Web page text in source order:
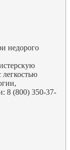
недорого
8 (800) 350-37-